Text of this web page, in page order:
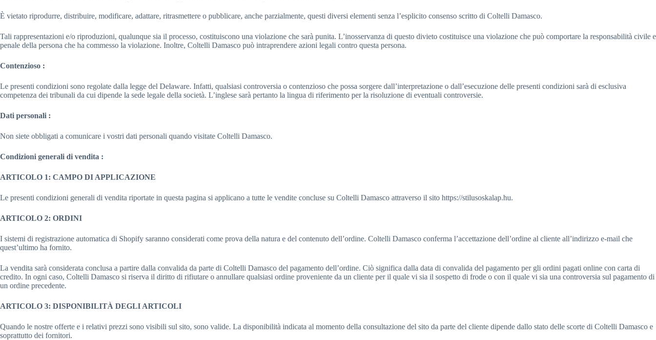
È vietato riprodurre, distribuire, modificare, adattare, ritrasmettere o pubblicare, anche parzialmente, questi diversi elementi senza l’esplicito consenso scritto di Coltelli Damasco.
Tali rappresentazioni e/o riproduzioni, qualunque sia il processo, costituiscono una violazione che sarà punita. L’inosservanza di questo divieto costituisce una violazione che può comportare la responsabilità civile e
penale della persona che ha commesso la violazione. Inoltre, Coltelli Damasco può intraprendere azioni legali contro questa persona.
Contenzioso :
Le presenti condizioni sono regolate dalla legge del Delaware. Infatti, qualsiasi controversia o contenzioso che possa sorgere dall’interpretazione o dall’esecuzione delle presenti condizioni sarà di esclusiva
competenza dei tribunali da cui dipende la sede legale della società. L’inglese sarà pertanto la lingua di riferimento per la risoluzione di eventuali controversie.
Dati personali :
Non siete obbligati a comunicare i vostri dati personali quando visitate Coltelli Damasco.
Condizioni generali di vendita :
ARTICOLO 1: CAMPO DI APPLICAZIONE
Le presenti condizioni generali di vendita riportate in questa pagina si applicano a tutte le vendite concluse su Coltelli Damasco attraverso il sito https://stilusoskalap.hu.
ARTICOLO 2: ORDINI
I sistemi di registrazione automatica di Shopify saranno considerati come prova della natura e del contenuto dell’ordine. Coltelli Damasco conferma l’accettazione dell’ordine al cliente all’indirizzo e-mail che
quest’ultimo ha fornito.
La vendita sarà considerata conclusa a partire dalla convalida da parte di Coltelli Damasco del pagamento dell’ordine. Ciò significa dalla data di convalida del pagamento per gli ordini pagati online con carta di
credito. In ogni caso, Coltelli Damasco si riserva il diritto di rifiutare o annullare qualsiasi ordine proveniente da un cliente per il quale vi sia il sospetto di frode o con il quale vi sia una controversia sul pagamento di
un ordine precedente.
ARTICOLO 3: DISPONIBILITÀ DEGLI ARTICOLI
Quando le nostre offerte e i relativi prezzi sono visibili sul sito, sono valide. La disponibilità indicata al momento della consultazione del sito da parte del cliente dipende dallo stato delle scorte di Coltelli Damasco e
soprattutto dei fornitori.